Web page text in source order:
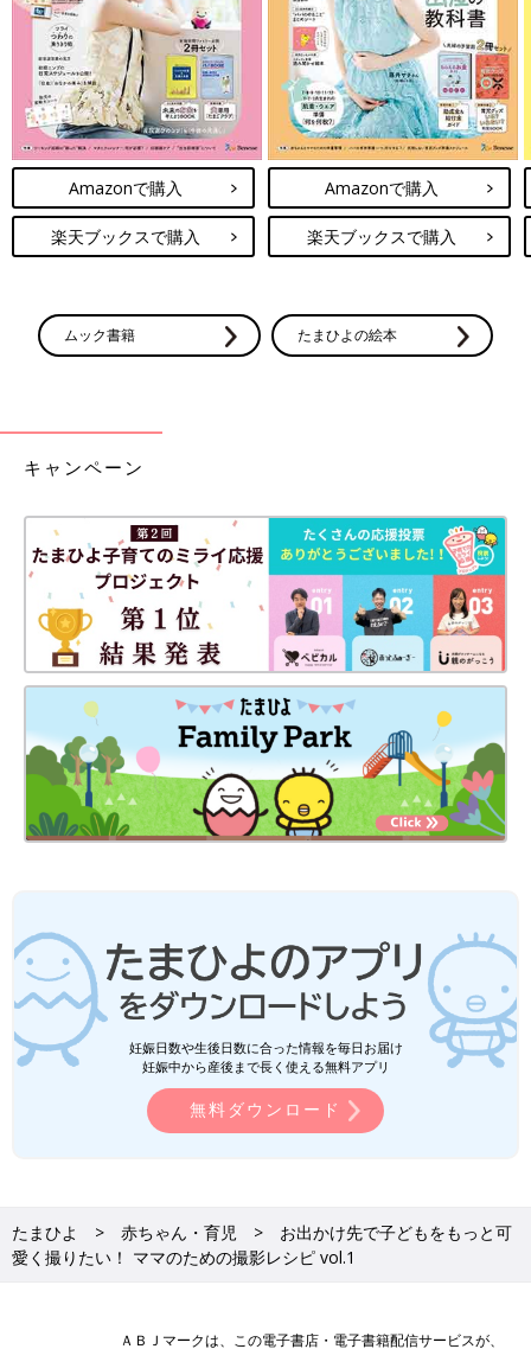
Amazonで購入
楽天ブックスで購入
Amazonで購入
楽天ブックスで購入
ムック書籍 たまひよの絵本
キャンペーン
妊娠日数や生後日数に合った情報を毎日お届け
妊娠中から産後まで長く使える無料アプリ
無料ダウンロード
たまひよ 赤ちゃん・育児
お出かけ先で子どもをもっと可
愛く撮りたい！ ママのための撮影レシピ vol.1
ＡＢＪマークは、この電子書店・電子書籍配信サービスが、